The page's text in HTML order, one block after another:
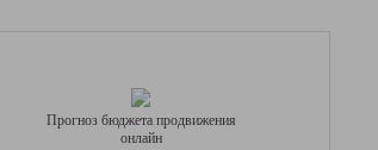
Прогноз бюджета продвижения
онлайн